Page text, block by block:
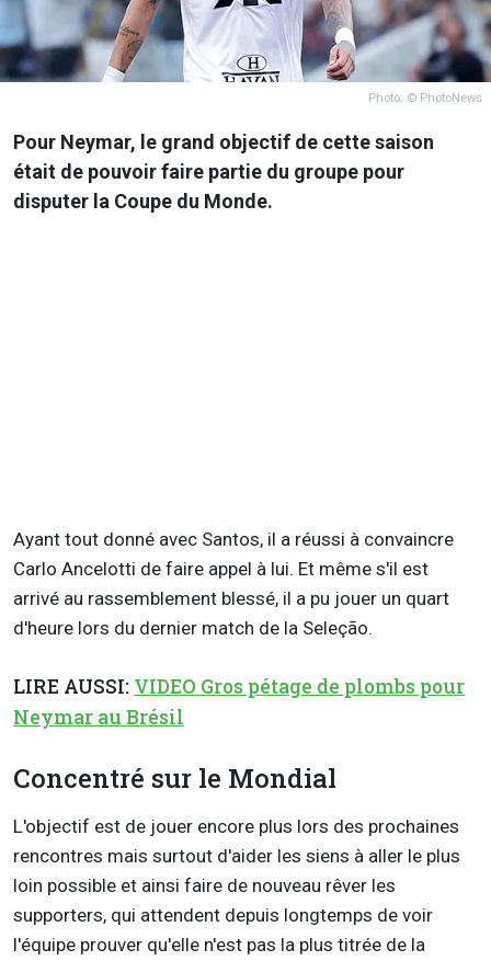
Photo: © PhotoNews
Pour Neymar, le grand objectif de cette saison
était de pouvoir faire partie du groupe pour
disputer la Coupe du Monde.
Ayant tout donné avec Santos, il a réussi à convaincre
Carlo Ancelotti de faire appel à lui. Et même s'il est
arrivé au rassemblement blessé, il a pu jouer un quart
d'heure lors du dernier match de la Seleção.
LIRE AUSSI: VIDEO Gros pétage de plombs pour
Neymar au Brésil
Concentré sur le Mondial
L'objectif est de jouer encore plus lors des prochaines
rencontres mais surtout d'aider les siens à aller le plus
loin possible et ainsi faire de nouveau rêver les
supporters, qui attendent depuis longtemps de voir
l'équipe prouver qu'elle n'est pas la plus titrée de la